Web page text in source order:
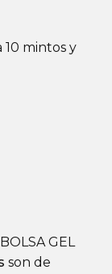
10 mintos y
GEL
son de